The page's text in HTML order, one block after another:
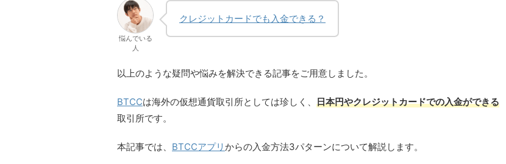
悩んでいる
人
クレジットカードでも入金できる？
以上のような疑問や悩みを解決できる記事をご用意しました。
BTCCは海外の仮想通貨取引所としては珍しく、 日本円やクレジットカードでの入金ができる
取引所です。
本記事では、 BTCCアプリ からの入金方法3パターンについて解説します。